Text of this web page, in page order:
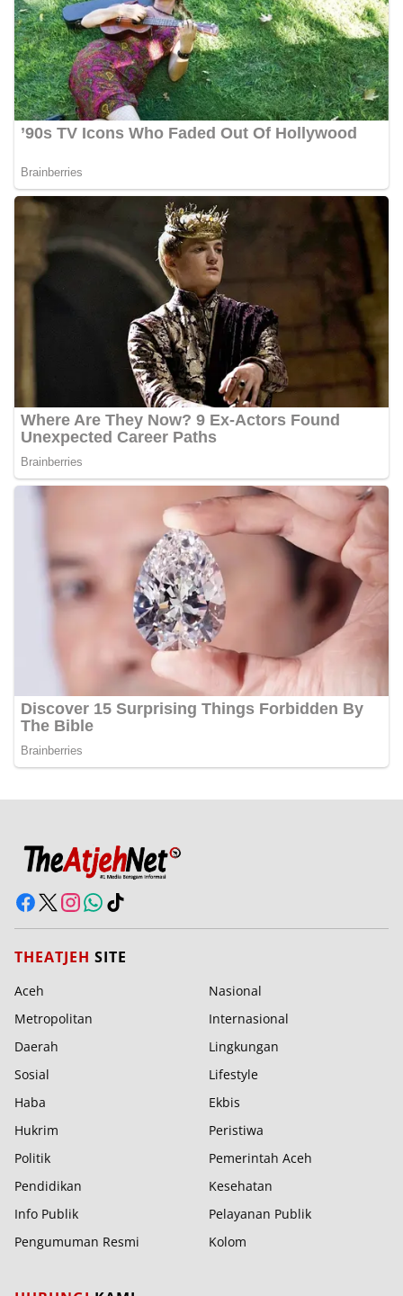
THEATJEH SITE
Aceh
Nasional
Metropolitan
Internasional
Daerah
Lingkungan
Sosial
Lifestyle
Haba
Ekbis
Hukrim
Peristiwa
Politik
Pemerintah Aceh
Pendidikan
Kesehatan
Info Publik
Pelayanan Publik
Pengumuman Resmi
Kolom